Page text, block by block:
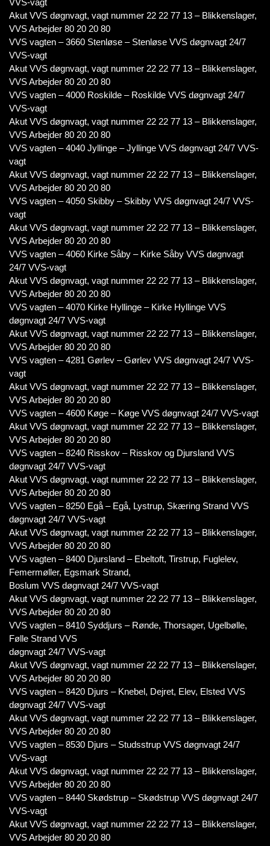
VVS-vagt
Akut VVS døgnvagt, vagt nummer 22 22 77 13 – Blikkenslager,
VVS Arbejder 80 20 20 80
VVS vagten – 3660 Stenløse – Stenløse VVS døgnvagt 24/7
VVS-vagt
Akut VVS døgnvagt, vagt nummer 22 22 77 13 – Blikkenslager,
VVS Arbejder 80 20 20 80
VVS vagten – 4000 Roskilde – Roskilde VVS døgnvagt 24/7
VVS-vagt
Akut VVS døgnvagt, vagt nummer 22 22 77 13 – Blikkenslager,
VVS Arbejder 80 20 20 80
VVS vagten – 4040 Jyllinge – Jyllinge VVS døgnvagt 24/7 VVS-
vagt
Akut VVS døgnvagt, vagt nummer 22 22 77 13 – Blikkenslager,
VVS Arbejder 80 20 20 80
VVS vagten – 4050 Skibby – Skibby VVS døgnvagt 24/7 VVS-
vagt
Akut VVS døgnvagt, vagt nummer 22 22 77 13 – Blikkenslager,
VVS Arbejder 80 20 20 80
VVS vagten – 4060 Kirke Såby – Kirke Såby VVS døgnvagt
24/7 VVS-vagt
Akut VVS døgnvagt, vagt nummer 22 22 77 13 – Blikkenslager,
VVS Arbejder 80 20 20 80
VVS vagten – 4070 Kirke Hyllinge – Kirke Hyllinge VVS
døgnvagt 24/7 VVS-vagt
Akut VVS døgnvagt, vagt nummer 22 22 77 13 – Blikkenslager,
VVS Arbejder 80 20 20 80
VVS vagten – 4281 Gørlev – Gørlev VVS døgnvagt 24/7 VVS-
vagt
Akut VVS døgnvagt, vagt nummer 22 22 77 13 – Blikkenslager,
VVS Arbejder 80 20 20 80
VVS vagten – 4600 Køge – Køge VVS døgnvagt 24/7 VVS-vagt
Akut VVS døgnvagt, vagt nummer 22 22 77 13 – Blikkenslager,
VVS Arbejder 80 20 20 80
VVS vagten – 8240 Risskov – Risskov og Djursland VVS
døgnvagt 24/7 VVS-vagt
Akut VVS døgnvagt, vagt nummer 22 22 77 13 – Blikkenslager,
VVS Arbejder 80 20 20 80
VVS vagten – 8250 Egå – Egå, Lystrup, Skæring Strand VVS
døgnvagt 24/7 VVS-vagt
Akut VVS døgnvagt, vagt nummer 22 22 77 13 – Blikkenslager,
VVS Arbejder 80 20 20 80
VVS vagten – 8400 Djursland – Ebeltoft, Tirstrup, Fuglelev,
Femermøller, Egsmark Strand,
Boslum VVS døgnvagt 24/7 VVS-vagt
Akut VVS døgnvagt, vagt nummer 22 22 77 13 – Blikkenslager,
VVS Arbejder 80 20 20 80
VVS vagten – 8410 Syddjurs – Rønde, Thorsager, Ugelbølle,
Følle Strand VVS
døgnvagt 24/7 VVS-vagt
Akut VVS døgnvagt, vagt nummer 22 22 77 13 – Blikkenslager,
VVS Arbejder 80 20 20 80
VVS vagten – 8420 Djurs – Knebel, Dejret, Elev, Elsted VVS
døgnvagt 24/7 VVS-vagt
Akut VVS døgnvagt, vagt nummer 22 22 77 13 – Blikkenslager,
VVS Arbejder 80 20 20 80
VVS vagten – 8530 Djurs – Studsstrup VVS døgnvagt 24/7
VVS-vagt
Akut VVS døgnvagt, vagt nummer 22 22 77 13 – Blikkenslager,
VVS Arbejder 80 20 20 80
VVS vagten – 8440 Skødstrup – Skødstrup VVS døgnvagt 24/7
VVS-vagt
Akut VVS døgnvagt, vagt nummer 22 22 77 13 – Blikkenslager,
VVS Arbejder 80 20 20 80